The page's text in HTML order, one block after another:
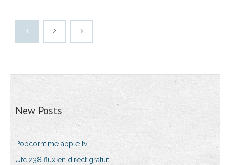
1 2
New Posts
Popcorntime apple tv
Ufc 238 flux en direct gratuit